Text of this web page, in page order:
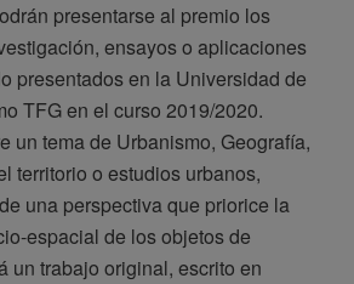
presentarse al premio los
ensayos o aplicaciones
presentados en la Universidad de
TFG en el curso 2019/2020.
un tema de Urbanismo, Geografía,
territorio o estudios urbanos,
una perspectiva que priorice la
espacial de los objetos de
un trabajo original, escrito en